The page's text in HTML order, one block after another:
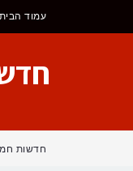
עמוד הבית
חדשות